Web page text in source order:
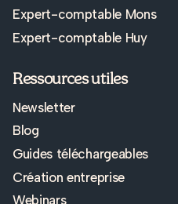
Expert-comptable Mons
Expert-comptable Huy
Ressources utiles
Newsletter
Blog
Guides téléchargeables
Création entreprise
Webinars